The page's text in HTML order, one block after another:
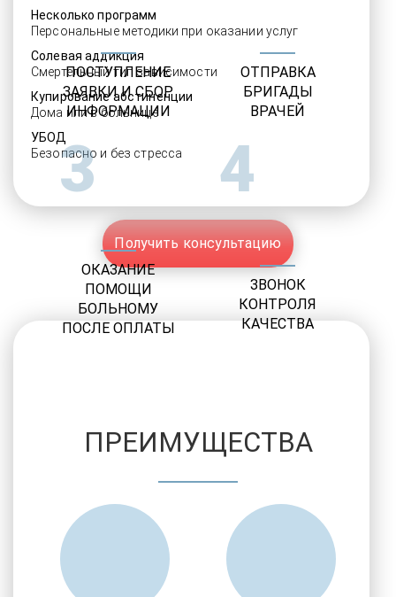
Несколько программ
Персональные методики при оказании услуг
Солевая аддикция
Смертельный тип зависимости
Купирование абстиненции
Дома или в больнице
УБОД
Безопасно и без стресса
Получить консультацию
ПОСТУПЛЕНИЕ
ЗАЯВКИ И СБОР
ИНФОРМАЦИИ
ОТПРАВКА
БРИГАДЫ
ВРАЧЕЙ
3
ОКАЗАНИЕ
ПОМОЩИ
БОЛЬНОМУ
ПОСЛЕ ОПЛАТЫ
4
ЗВОНОК
КОНТРОЛЯ
КАЧЕСТВА
ПРЕИМУЩЕСТВА